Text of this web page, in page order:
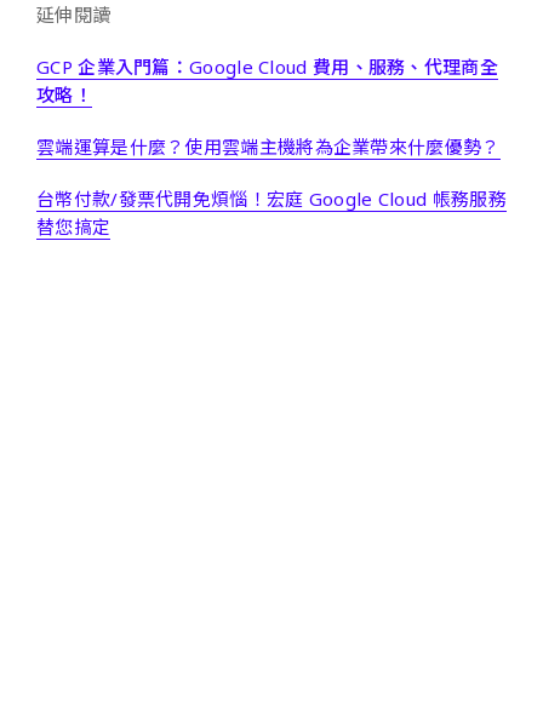
延伸閱讀
GCP 企業入門篇：Google Cloud 費用、服務、代理商全
攻略！
雲端運算是什麼？使用雲端主機將為企業帶來什麼優勢？
台幣付款/發票代開免煩惱！宏庭 Google Cloud 帳務服務
替您搞定